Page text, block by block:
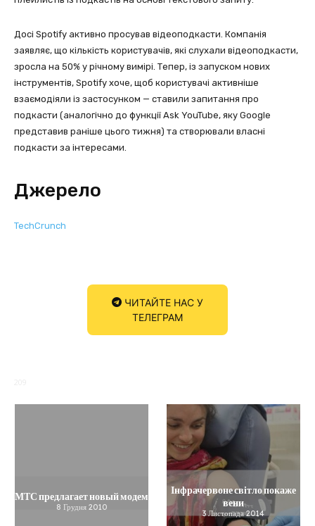
Досі Spotify активно просував відеоподкасти. Компанія
заявляє, що кількість користувачів, які слухали відеоподкасти,
зросла на 50% у річному вимірі. Тепер, із запуском нових
інструментів, Spotify хоче, щоб користувачі активніше
взаємодіяли із застосунком — ставили запитання про
подкасти (аналогічно до функції Ask YouTube, яку Google
представив раніше цього тижня) та створювали власні
подкасти за інтересами.
Джерело
TechCrunch
ЧИТАЙТЕ НАС У
ТЕЛЕГРАМ
МТС предлагает новый модем
8 Грудня 2010
Інфрачервоне світло покаже
вени
3 Листопада 2014